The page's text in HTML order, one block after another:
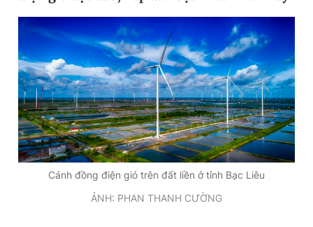
Sản phẩm khác
Tiện ích Bạn cần biết
Thông tin tòa soạn Liên hệ quảng cáo
Đọc Thanh Niên trên điện thoại
Cánh đồng điện gió trên đất liền ở tỉnh Bạc Liêu
ẢNH: PHAN THANH CƯỜNG